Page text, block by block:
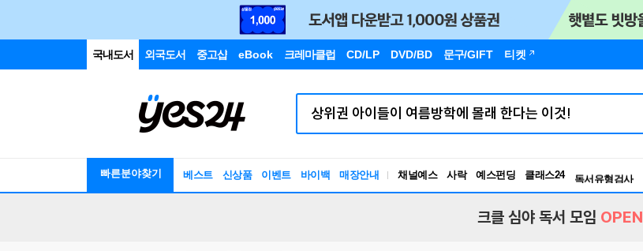
국내도서 외국도서 중고샵 eBook 크레마클럽 CD/LP DVD/BD 문구/GIFT 티켓
빠른분야찾기 베스트 신상품 이벤트 바이백 매장안내 채널예스 사락 예스펀딩 클래스24
독서유형검사
RBTI Lab
크클 심야 독서 모임 OPEN